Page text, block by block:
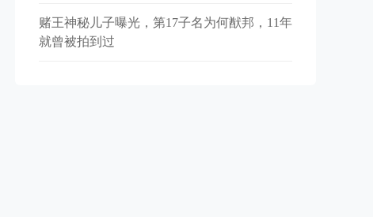
赌王神秘儿子曝光，第17子名为何猷邦，11年
就曾被拍到过